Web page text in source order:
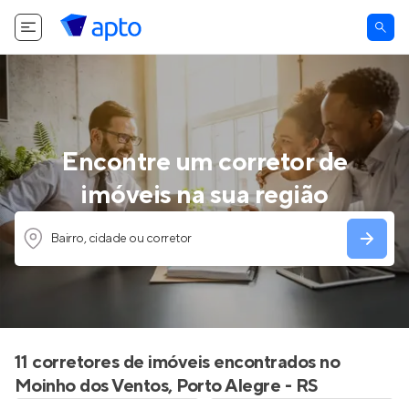
Encontre um corretor de
imóveis na sua região
Bairro, cidade ou corretor
11 corretores de imóveis encontrados no
Moinho dos Ventos, Porto Alegre - RS